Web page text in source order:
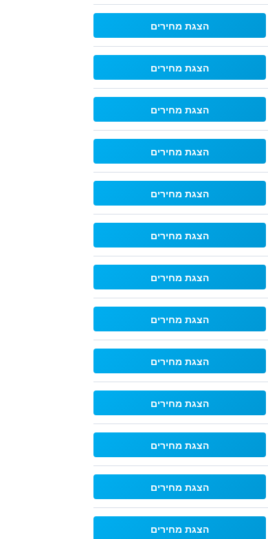
הצגת מחירים
הצגת מחירים
הצגת מחירים
הצגת מחירים
הצגת מחירים
הצגת מחירים
הצגת מחירים
הצגת מחירים
הצגת מחירים
הצגת מחירים
הצגת מחירים
הצגת מחירים
הצגת מחירים